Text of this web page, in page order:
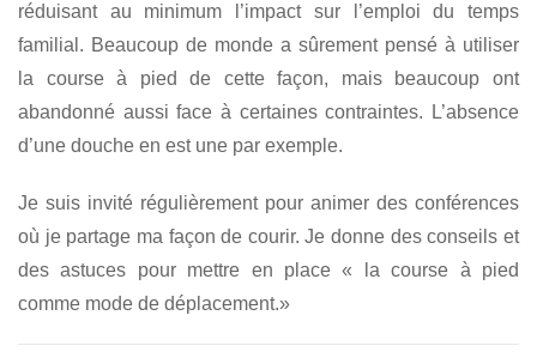
réduisant au minimum l’impact sur l’emploi du temps
familial. Beaucoup de monde a sûrement pensé à utiliser
la course à pied de cette façon, mais beaucoup ont
abandonné aussi face à certaines contraintes. L’absence
d’une douche en est une par exemple.
Je suis invité régulièrement pour animer des conférences
où je partage ma façon de courir. Je donne des conseils et
des astuces pour mettre en place « la course à pied
comme mode de déplacement.»